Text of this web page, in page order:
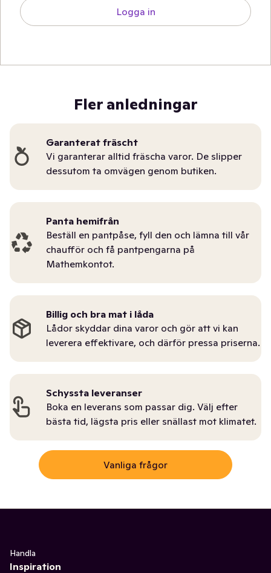
Logga in
Fler anledningar
Garanterat fräscht
Vi garanterar alltid fräscha varor. De slipper
dessutom ta omvägen genom butiken.
Panta hemifrån
Beställ en pantpåse, fyll den och lämna till vår
chaufför och få pantpengarna på
Mathemkontot.
Billig och bra mat i låda
Lådor skyddar dina varor och gör att vi kan
leverera effektivare, och därför pressa priserna.
Schyssta leveranser
Boka en leverans som passar dig. Välj efter
bästa tid, lägsta pris eller snällast mot klimatet.
Vanliga frågor
Handla
Inspiration